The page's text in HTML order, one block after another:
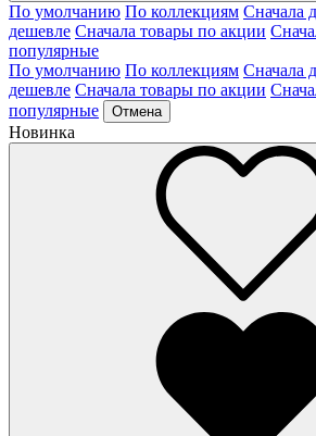
По умолчанию По коллекциям Сначала
дешевле Сначала товары по акции
популярные
По умолчанию По коллекциям Сначала
дешевле Сначала товары по акции
популярные
Отмена
Новинка